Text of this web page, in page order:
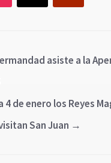
asiste a la
4 de enero los Reyes
San Juan →